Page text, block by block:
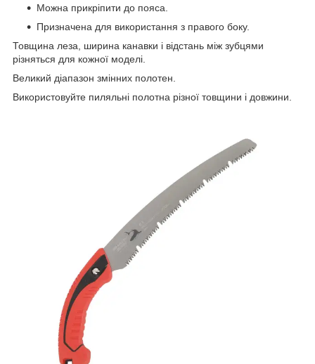
Можна прикріпити до пояса.
Призначена для використання з правого боку.
Товщина леза, ширина канавки і відстань між зубцями
різняться для кожної моделі.
Великий діапазон змінних полотен.
Використовуйте пиляльні полотна різної товщини і довжини.